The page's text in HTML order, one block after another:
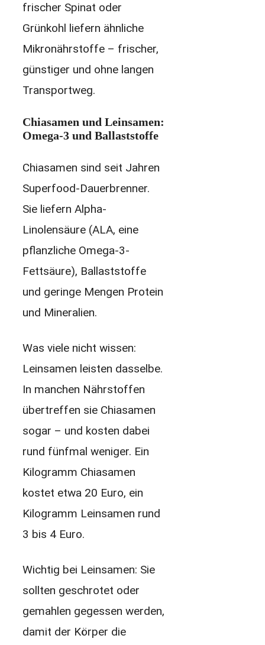
frischer Spinat oder
Grünkohl liefern ähnliche
Mikronährstoffe – frischer,
günstiger und ohne langen
Transportweg.
Chiasamen und Leinsamen:
Omega-3 und Ballaststoffe
Chiasamen sind seit Jahren
Superfood-Dauerbrenner.
Sie liefern Alpha-
Linolensäure (ALA, eine
pflanzliche Omega-3-
Fettsäure), Ballaststoffe
und geringe Mengen Protein
und Mineralien.
Was viele nicht wissen:
Leinsamen leisten dasselbe.
In manchen Nährstoffen
übertreffen sie Chiasamen
sogar – und kosten dabei
rund fünfmal weniger. Ein
Kilogramm Chiasamen
kostet etwa 20 Euro, ein
Kilogramm Leinsamen rund
3 bis 4 Euro.
Wichtig bei Leinsamen: Sie
sollten geschrotet oder
gemahlen gegessen werden,
damit der Körper die